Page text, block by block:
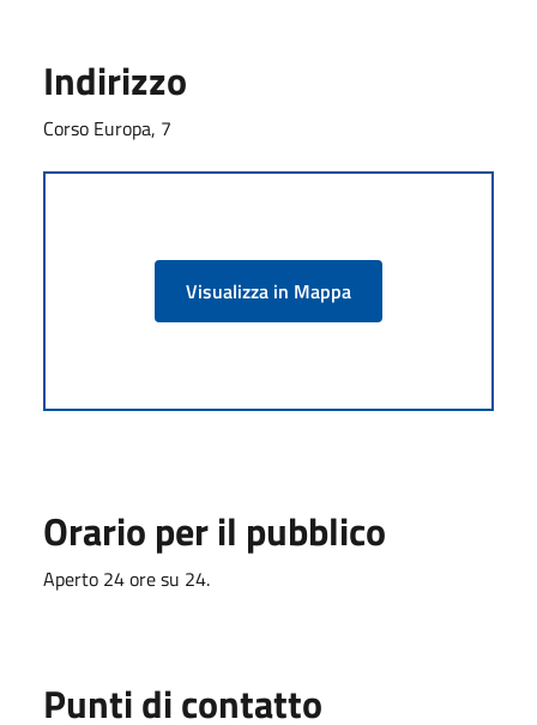
Indirizzo
Corso Europa, 7
Visualizza in Mappa
Orario per il pubblico
Aperto 24 ore su 24.
Punti di contatto